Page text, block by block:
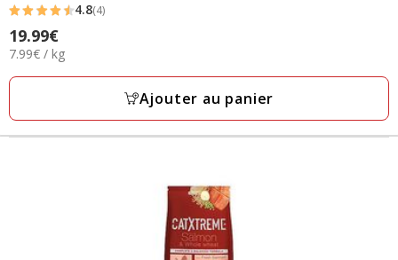
4.8
étoiles
avec
4
4.8(4)
Prix
19.99€
19.99€
7.99€
Kg
7.99€ / kg
Ajouter au panier